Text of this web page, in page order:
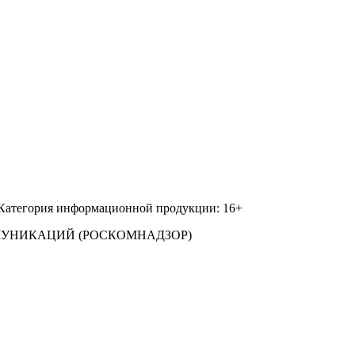
информационной продукции: 16+
(РОСКОМНАДЗОР)